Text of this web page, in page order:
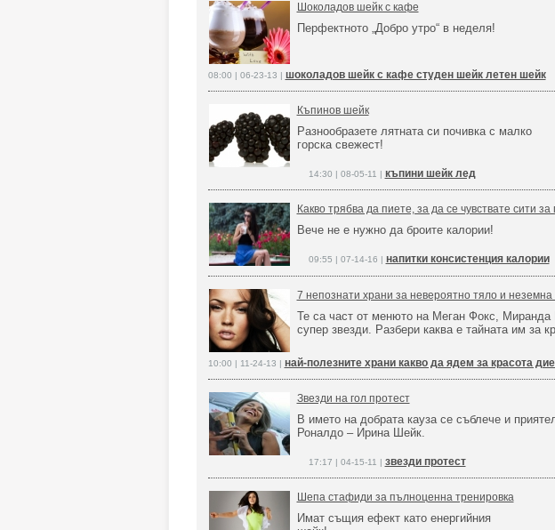
Шоколадов шейк с кафе
Перфектното „Добро утро“ в неделя!
08:00 | 06-23-13 | шоколадов шейк с кафе студен шейк летен шейк
Къпинов шейк
Разнообразете лятната си почивка с малко
горска свежест!
14:30 | 08-05-11 | къпини шейк лед
Какво трябва да пиете, за да се чувствате сити за
Вече не е нужно да броите калории!
09:55 | 07-14-16 | напитки консистенция калории
7 непознати храни за невероятно тяло и неземна
Те са част от менюто на Меган Фокс,
супер звезди. Разбери каква е тайната им за
10:00 | 11-24-13 | най-полезните храни какво да ядем за красота
Звезди на гол протест
В името на добрата кауза се съблече и
Роналдо – Ирина Шейк.
17:17 | 04-15-11 | звезди протест
Шепа стафиди за пълноценна тренировка
Имат същия ефект като енергийния